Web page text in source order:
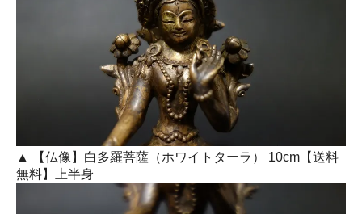
▲ 【仏像】白多羅菩薩（ホワイトターラ） 10cm【送料
無料】上半身